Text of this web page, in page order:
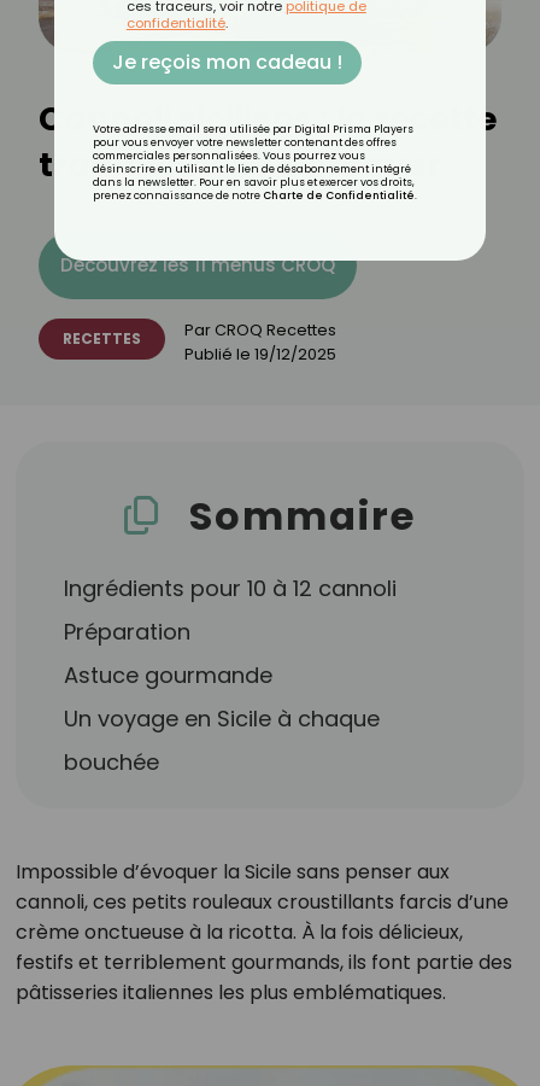
Cannoli siciliens : la recette
traditionnelle à croquer
Découvrez les 11 menus CROQ
RECETTES Par CROQ Recettes
Publié le 19/12/2025
Sommaire
Ingrédients pour 10 à 12 cannoli
Préparation
Astuce gourmande
Un voyage en Sicile à chaque
bouchée
Impossible d’évoquer la Sicile sans penser aux
cannoli, ces petits rouleaux croustillants farcis d’une
crème onctueuse à la ricotta. À la fois délicieux,
festifs et terriblement gourmands, ils font partie des
pâtisseries italiennes les plus emblématiques.
ces traceurs, voir notre politique de
confidentialité.
Je reçois mon cadeau !
Votre adresse email sera utilisée par Digital Prisma Players
pour vous envoyer votre newsletter contenant des offres
commerciales personnalisées. Vous pourrez vous
désinscrire en utilisant le lien de désabonnement intégré
dans la newsletter. Pour en savoir plus et exercer vos droits,
prenez connaissance de notre Charte de Confidentialité.